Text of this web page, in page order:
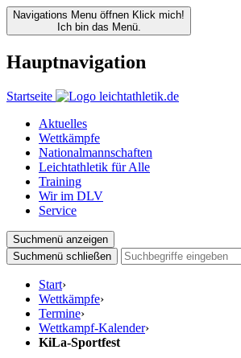
Navigations Menu öffnen Klick mich!
Ich bin das Menü.
Hauptnavigation
Startseite
Aktuelles
Wettkämpfe
Nationalmannschaften
Leichtathletik für Alle
Training
Wir im DLV
Service
Suchmenü anzeigen
Suchmenü schließen
Start›
Wettkämpfe›
Termine›
Wettkampf-Kalender›
KiLa-Sportfest